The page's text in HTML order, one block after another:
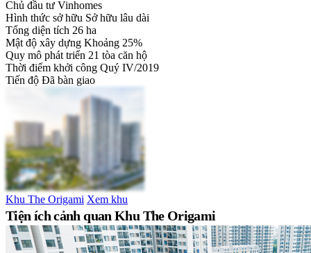
Chủ đầu tư Vinhomes
Hình thức sở hữu Sở hữu lâu dài
Tổng diện tích 26 ha
Mật độ xây dựng Khoảng 25%
Quy mô phát triển 21 tòa căn hộ
Thời điểm khởi công Quý IV/2019
Tiến độ Đã bàn giao
Khu The Origami Xem khu
Tiện ích cảnh quan Khu The Origami